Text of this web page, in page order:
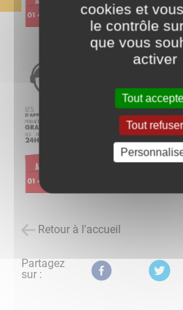
Retour à l'accueil
Partagez
sur :
cookies et
le contrôle
que vous
activer
Tout
Tout refuser